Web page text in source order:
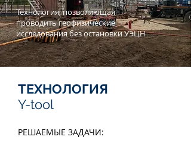
Технология, позволяющая
проводить геофизические
исследования без остановки УЭЦН
ТЕХНОЛОГИЯ
Y-tool
РЕШАЕМЫЕ ЗАДАЧИ: